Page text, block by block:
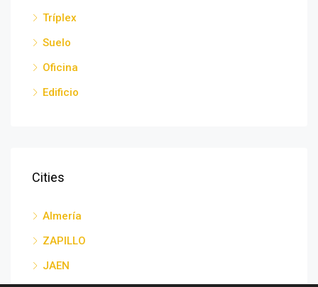
Tríplex
Suelo
Oficina
Edificio
Cities
Almería
ZAPILLO
JAEN